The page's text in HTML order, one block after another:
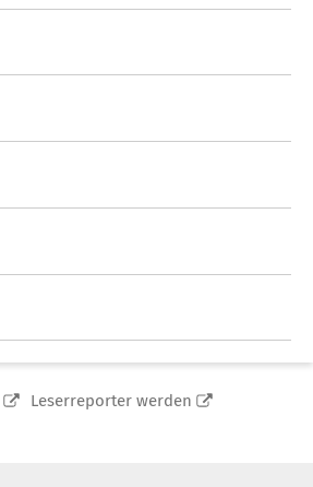
Leserreporter werden